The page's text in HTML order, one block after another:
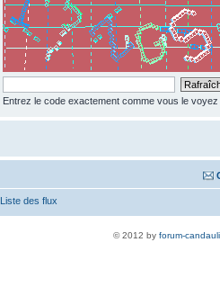
Entrez le code exactement comme vous le
Liste des flux
© 2012 by forum-